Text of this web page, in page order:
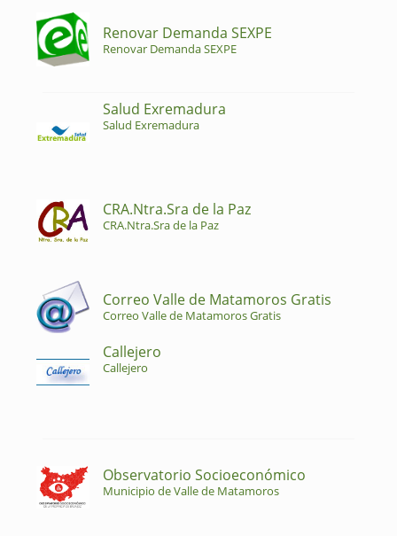
Renovar Demanda SEXPE
Renovar Demanda SEXPE
Salud Exremadura
Salud Exremadura
CRA.Ntra.Sra de la Paz
CRA.Ntra.Sra de la Paz
Correo Valle de Matamoros Gratis
Correo Valle de Matamoros Gratis
Callejero
Callejero
Observatorio Socioeconómico
Municipio de Valle de Matamoros